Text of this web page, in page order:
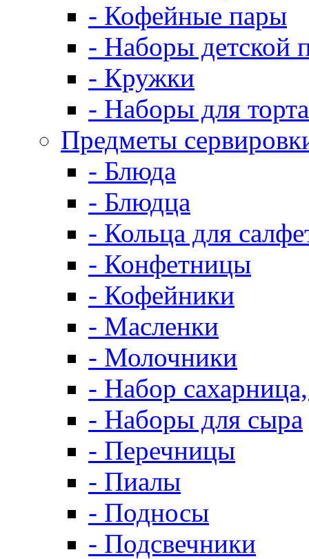
- Кофейные пары
- Наборы детской
- Кружки
- Наборы для торта
Предметы
- Блюда
- Блюдца
- Кольца для
- Конфетницы
- Кофейники
- Масленки
- Молочники
- Набор
- Наборы для сыра
- Перечницы
- Пиалы
- Подносы
- Подсвечники